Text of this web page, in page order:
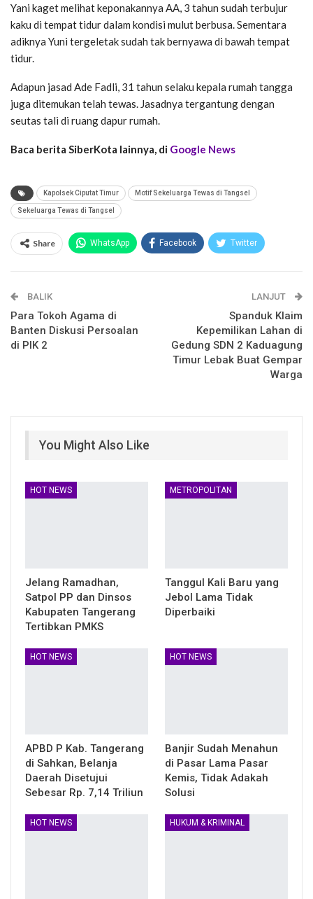
Yani kaget melihat keponakannya AA, 3 tahun sudah terbujur
kaku di tempat tidur dalam kondisi mulut berbusa. Sementara
adiknya Yuni tergeletak sudah tak bernyawa di bawah tempat
tidur.
Adapun jasad Ade Fadli, 31 tahun selaku kepala rumah tangga
juga ditemukan telah tewas. Jasadnya tergantung dengan
seutas tali di ruang dapur rumah.
Baca berita SiberKota lainnya, di Google News
Kapolsek Ciputat Timur Motif Sekeluarga Tewas di Tangsel
Sekeluarga Tewas di Tangsel
Share WhatsApp Facebook Twitter
Telegram
BALIK
Para Tokoh Agama di
Banten Diskusi Persoalan
di PIK 2
LANJUT
Spanduk Klaim
Kepemilikan Lahan di
Gedung SDN 2 Kaduagung
Timur Lebak Buat Gempar
Warga
You Might Also Like
HOT NEWS
Jelang Ramadhan,
Satpol PP dan Dinsos
Kabupaten Tangerang
Tertibkan PMKS
METROPOLITAN
Tanggul Kali Baru yang
Jebol Lama Tidak
Diperbaiki
HOT NEWS
APBD P Kab. Tangerang
di Sahkan, Belanja
Daerah Disetujui
Sebesar Rp. 7,14 Triliun
HOT NEWS
Banjir Sudah Menahun
di Pasar Lama Pasar
Kemis, Tidak Adakah
Solusi
HOT NEWS HUKUM & KRIMINAL